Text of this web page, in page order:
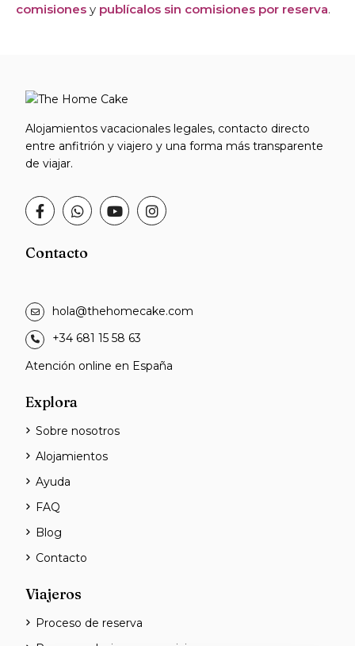
comisiones y publícalos sin comisiones por reserva.
Alojamientos vacacionales legales, contacto directo
entre anfitrión y viajero y una forma más transparente
de viajar.
Contacto
hola@thehomecake.com
+34 681 15 58 63
Atención online en España
Explora
Sobre nosotros
Alojamientos
Ayuda
FAQ
Blog
Contacto
Viajeros
Proceso de reserva